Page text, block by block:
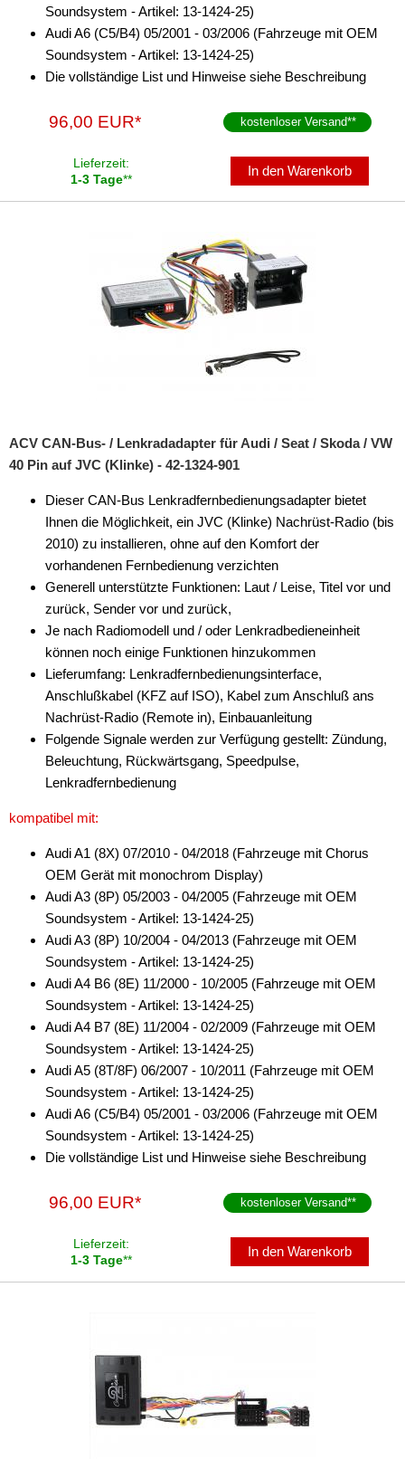
Soundsystem - Artikel: 13-1424-25)
Audi A6 (C5/B4) 05/2001 - 03/2006 (Fahrzeuge mit OEM
Soundsystem - Artikel: 13-1424-25)
Die vollständige List und Hinweise siehe Beschreibung
96,00 EUR* kostenloser Versand**
Lieferzeit:
1-3 Tage**
In den Warenkorb
ACV CAN-Bus- / Lenkradadapter für Audi / Seat / Skoda / VW
40 Pin auf JVC (Klinke) - 42-1324-901
Dieser CAN-Bus Lenkradfernbedienungsadapter bietet
Ihnen die Möglichkeit, ein JVC (Klinke) Nachrüst-Radio (bis
2010) zu installieren, ohne auf den Komfort der
vorhandenen Fernbedienung verzichten
Generell unterstützte Funktionen: Laut / Leise, Titel vor und
zurück, Sender vor und zurück,
Je nach Radiomodell und / oder Lenkradbedieneinheit
können noch einige Funktionen hinzukommen
Lieferumfang: Lenkradfernbedienungsinterface,
Anschlußkabel (KFZ auf ISO), Kabel zum Anschluß ans
Nachrüst-Radio (Remote in), Einbauanleitung
Folgende Signale werden zur Verfügung gestellt: Zündung,
Beleuchtung, Rückwärtsgang, Speedpulse,
Lenkradfernbedienung
kompatibel mit:
Audi A1 (8X) 07/2010 - 04/2018 (Fahrzeuge mit Chorus
OEM Gerät mit monochrom Display)
Audi A3 (8P) 05/2003 - 04/2005 (Fahrzeuge mit OEM
Soundsystem - Artikel: 13-1424-25)
Audi A3 (8P) 10/2004 - 04/2013 (Fahrzeuge mit OEM
Soundsystem - Artikel: 13-1424-25)
Audi A4 B6 (8E) 11/2000 - 10/2005 (Fahrzeuge mit OEM
Soundsystem - Artikel: 13-1424-25)
Audi A4 B7 (8E) 11/2004 - 02/2009 (Fahrzeuge mit OEM
Soundsystem - Artikel: 13-1424-25)
Audi A5 (8T/8F) 06/2007 - 10/2011 (Fahrzeuge mit OEM
Soundsystem - Artikel: 13-1424-25)
Audi A6 (C5/B4) 05/2001 - 03/2006 (Fahrzeuge mit OEM
Soundsystem - Artikel: 13-1424-25)
Die vollständige List und Hinweise siehe Beschreibung
96,00 EUR* kostenloser Versand**
Lieferzeit:
1-3 Tage**
In den Warenkorb